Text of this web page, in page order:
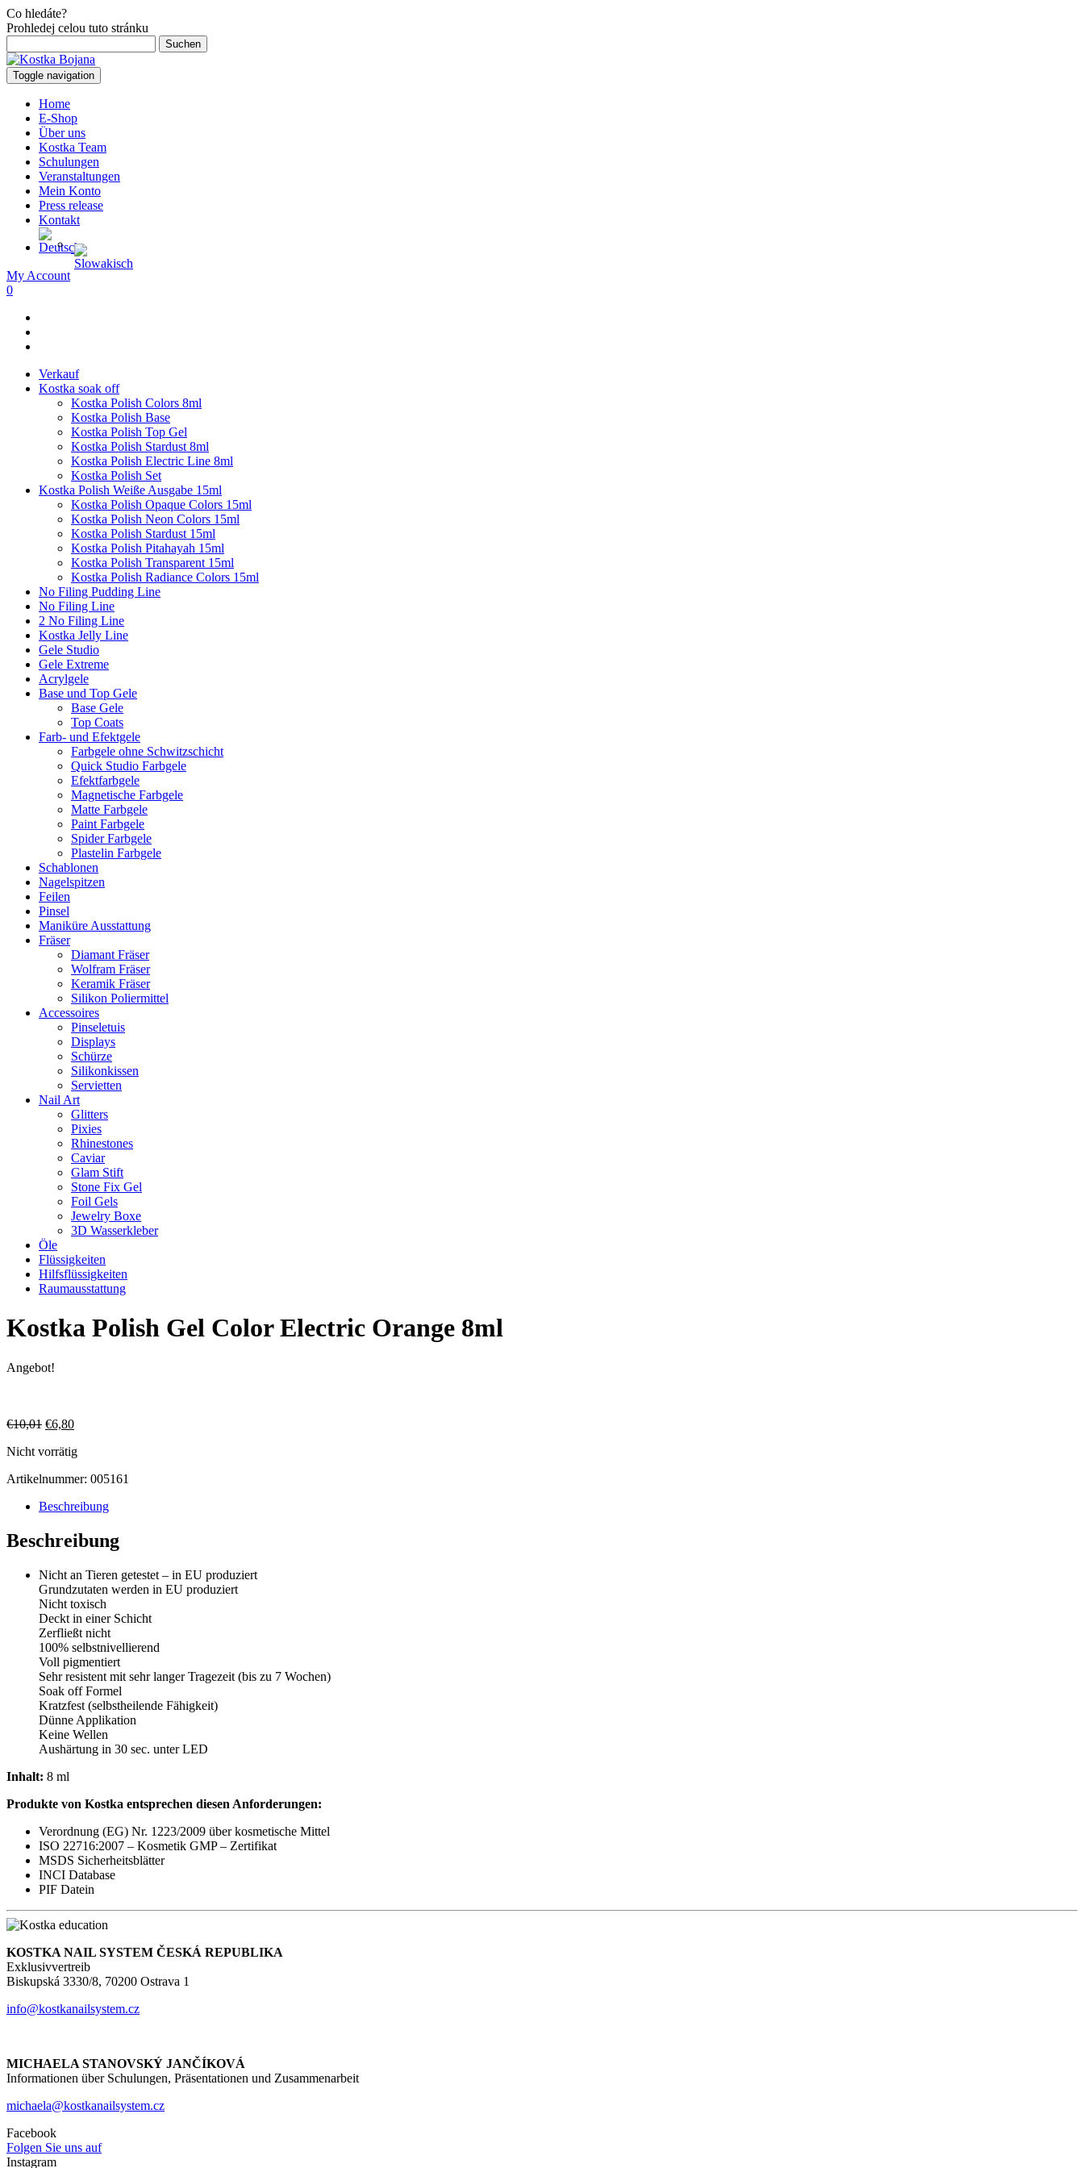
Co hledáte?
Prohledej celou tuto stránku
nach:
Toggle navigation
Home
E-Shop
Über uns
Kostka Team
Schulungen
Veranstaltungen
Mein Konto
Press release
Kontakt
My Account
0
Verkauf
Kostka soak off
Kostka Polish Colors 8ml
Kostka Polish Base
Kostka Polish Top Gel
Kostka Polish Stardust 8ml
Kostka Polish Electric Line 8ml
Kostka Polish Set
Kostka Polish Weiße Ausgabe 15ml
Kostka Polish Opaque Colors 15ml
Kostka Polish Neon Colors 15ml
Kostka Polish Stardust 15ml
Kostka Polish Pitahayah 15ml
Kostka Polish Transparent 15ml
Kostka Polish Radiance Colors 15ml
No Filing Pudding Line
No Filing Line
2 No Filing Line
Kostka Jelly Line
Gele Studio
Gele Extreme
Acrylgele
Base und Top Gele
Base Gele
Top Coats
Farb- und Efektgele
Farbgele ohne Schwitzschicht
Quick Studio Farbgele
Efektfarbgele
Magnetische Farbgele
Matte Farbgele
Paint Farbgele
Spider Farbgele
Plastelin Farbgele
Schablonen
Nagelspitzen
Feilen
Pinsel
Maniküre Ausstattung
Fräser
Diamant Fräser
Wolfram Fräser
Keramik Fräser
Silikon Poliermittel
Accessoires
Pinseletuis
Displays
Schürze
Silikonkissen
Servietten
Nail Art
Glitters
Pixies
Rhinestones
Caviar
Glam Stift
Stone Fix Gel
Foil Gels
Jewelry Boxe
3D Wasserkleber
Öle
Flüssigkeiten
Hilfsflüssigkeiten
Raumausstattung
Kostka Polish Gel Color Electric Orange 8ml
Angebot!
€10,01 Ursprünglicher
war:
€6,80Aktueller
ist:
Nicht vorrätig
Artikelnummer: 005161
Beschreibung
Beschreibung
Nicht an Tieren getestet – in EU produziert
Grundzutaten werden in EU produziert
Nicht toxisch
Deckt in einer Schicht
Zerfließt nicht
100% selbstnivellierend
Voll pigmentiert
Sehr resistent mit sehr langer Tragezeit (bis zu 7 Wochen)
Soak off Formel
Kratzfest (selbstheilende Fähigkeit)
Dünne Applikation
Keine Wellen
Aushärtung in 30 sec. unter LED
Inhalt: 8 ml
Produkte von Kostka entsprechen diesen Anforderungen:
Verordnung (EG) Nr. 1223/2009 über kosmetische Mittel
ISO 22716:2007 – Kosmetik GMP – Zertifikat
MSDS Sicherheitsblätter
INCI Database
PIF Datein
KOSTKA NAIL SYSTEM ČESKÁ REPUBLIKA
Exklusivvertreib
Biskupská 3330/8, 70200 Ostrava 1
info@kostkanailsystem.cz
MICHAELA STANOVSKÝ JANČÍKOVÁ
Informationen über Schulungen, Präsentationen und Zusammenarbeit
michaela@kostkanailsystem.cz
Facebook
Folgen Sie uns auf
Instagram